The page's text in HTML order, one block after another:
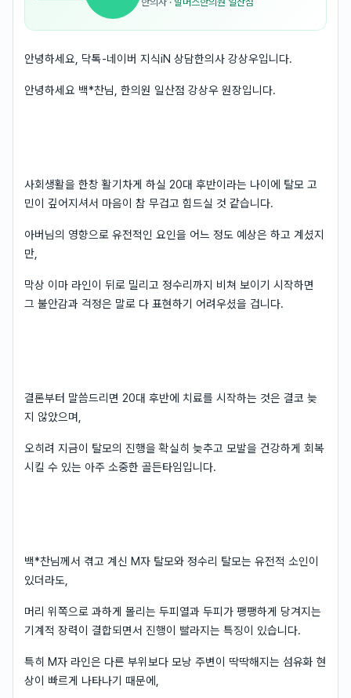
안녕하세요, 닥톡-네이버 지식iN 상담한의사 강상우입니다.
안녕하세요 백*찬님, 한의원 일산점 강상우 원장입니다.
사회생활을 한창 활기차게 하실 20대 후반이라는 나이에 탈모 고
민이 깊어지셔서 마음이 참 무겁고 힘드실 것 같습니다.
아버님의 영향으로 유전적인 요인을 어느 정도 예상은 하고 계셨지
만,
막상 이마 라인이 뒤로 밀리고 정수리까지 비쳐 보이기 시작하면
그 불안감과 걱정은 말로 다 표현하기 어려우셨을 겁니다.
결론부터 말씀드리면 20대 후반에 치료를 시작하는 것은 결코 늦
지 않았으며,
오히려 지금이 탈모의 진행을 확실히 늦추고 모발을 건강하게 회복
시킬 수 있는 아주 소중한 골든타임입니다.
백*찬님께서 겪고 계신 M자 탈모와 정수리 탈모는 유전적 소인이
있더라도,
머리 위쪽으로 과하게 몰리는 두피열과 두피가 팽팽하게 당겨지는
기계적 장력이 결합되면서 진행이 빨라지는 특징이 있습니다.
특히 M자 라인은 다른 부위보다 모낭 주변이 딱딱해지는 섬유화 현
상이 빠르게 나타나기 때문에,